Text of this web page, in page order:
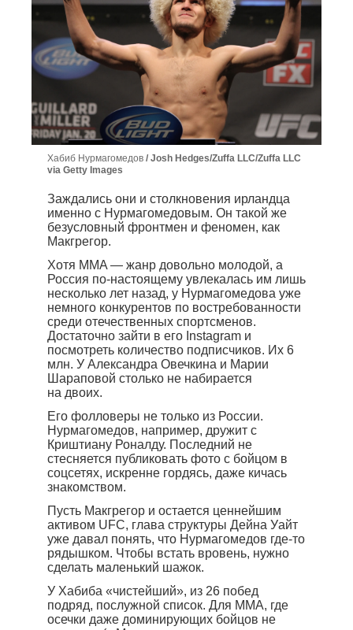
Хабиб Нурмагомедов
Josh Hedges/Zuffa LLC/Zuffa LLC
via Getty Images
Заждались они и столкновения ирландца
именно с Нурмагомедовым. Он такой же
безусловный фронтмен и феномен, как
Макгрегор.
Хотя MMA — жанр довольно молодой, а
Россия по-настоящему увлекалась им лишь
несколько лет назад, у Нурмагомедова уже
немного конкурентов по востребованности
среди отечественных спортсменов.
Достаточно зайти в его Instagram и
посмотреть количество подписчиков. Их 6
млн. У Александра Овечкина и Марии
Шараповой столько не набирается
на двоих.
Его фолловеры не только из России.
Нурмагомедов, например, дружит с
Криштиану Роналду. Последний не
стесняется публиковать фото с бойцом в
соцсетях, искренне гордясь, даже кичась
знакомством.
Пусть Макгрегор и остается ценнейшим
активом UFC, глава структуры Дейна Уайт
уже давал понять, что Нурмагомедов где-то
рядышком. Чтобы встать вровень, нужно
сделать маленький шажок.
У Хабиба «чистейший», из 26 побед
подряд, послужной список. Для MMA, где
осечки даже доминирующих бойцов не